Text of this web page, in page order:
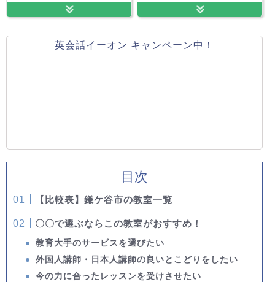
英会話イーオン キャンペーン中！
目次
【比較表】鎌ケ谷市の教室一覧
〇〇で選ぶならこの教室がおすすめ！
教育大手のサービスを選びたい
外国人講師・日本人講師の良いとこどりをしたい
今の力に合ったレッスンを受けさせたい